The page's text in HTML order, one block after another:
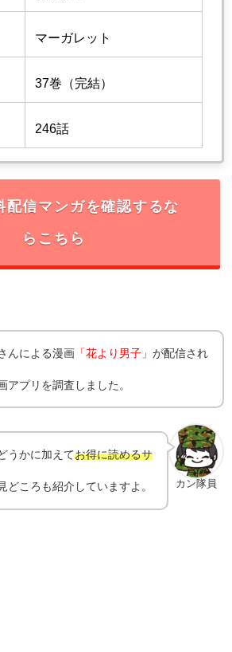
マーガレット
37巻（完結）
246話
配信マンガを確認するな
らこちら
んによる漫画 「花より男子」が配信され
アプリを調査しました。
カン隊員
うかに加えてお得に読めるサ
どころも紹介していますよ。